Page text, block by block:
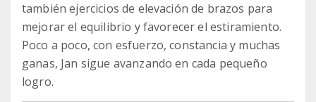
también ejercicios de elevación de brazos para
mejorar el equilibrio y favorecer el estiramiento.
Poco a poco, con esfuerzo, constancia y muchas
ganas, Jan sigue avanzando en cada pequeño
logro.